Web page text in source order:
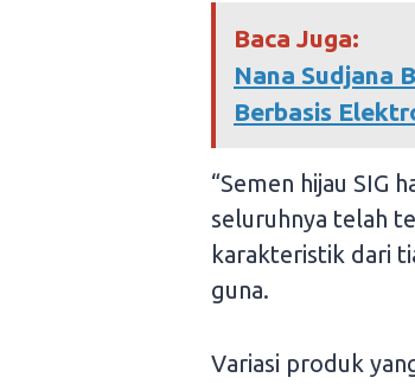
Baca Juga:
Nana Sudjana
Berbasis
“Semen hijau SIG
seluruhnya telah
karakteristik dari
guna.
Variasi produk